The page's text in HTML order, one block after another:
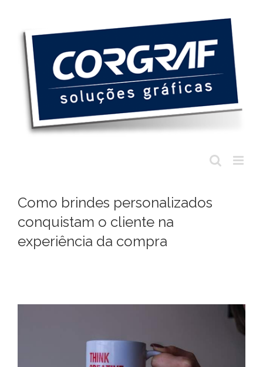
conteúdo
Como brindes personalizados
conquistam o cliente na
experiência da compra